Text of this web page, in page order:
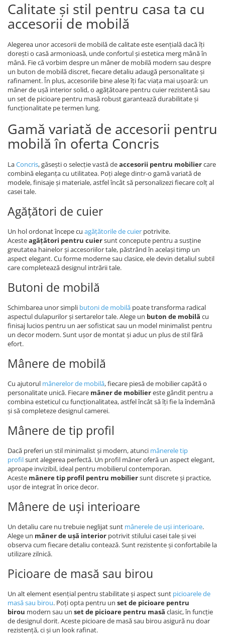
Calitate și stil pentru casa ta cu
accesorii de mobilă
Alegerea unor accesorii de mobilă de calitate este esențială dacă îți
dorești o casă armonioasă, unde confortul și estetica merg mână în
mână. Fie că vorbim despre un mâner de mobilă modern sau despre
un buton de mobilă discret, fiecare detaliu adaugă personalitate și
rafinament. În plus, accesoriile bine alese îți fac viața mai ușoară: un
mâner de ușă interior solid, o agățătoare pentru cuier rezistentă sau
un set de picioare pentru masă robust garantează durabilitate și
funcționalitate pe termen lung.
Gamă variată de accesorii pentru
mobilă în oferta Concris
LaConcris, găsești o selecție vastă deaccesorii pentru mobiliercare
combină eleganța cu utilitatea. Poți alege dintr-o gamă variată de
modele, finisaje și materiale, astfel încât să personalizezi fiecare colț al
casei tale.
Agățători de cuier
Un hol ordonat începe cu agățătorile de cuier potrivite.
Acesteagățători pentru cuiersunt concepute pentru a susține
greutatea hainelor și accesoriilor tale, păstrând în același timp un
aspect elegant. Cu forme moderne sau clasice, ele devin detaliul subtil
care completează designul intrării tale.
Butoni de mobilă
Schimbarea unor simpli butoni de mobilă poate transforma radical
aspectul dulapurilor și sertarelor tale. Alege un buton de mobilă cu
finisaj lucios pentru un aer sofisticat sau un model minimalist pentru
un decor modern. Sunt ușor de montat și aduc un plus de stil fără
efort.
Mânere de mobilă
Cu ajutorul mânerelor de mobilă, fiecare piesă de mobilier capătă o
personalitate unică. Fiecare mâner de mobiliereste gândit pentru a
combina esteticul cu funcționalitatea, astfel încât să îți fie la îndemână
și să completeze designul camerei.
Mânere de tip profil
Dacă preferi un stil minimalist și modern, atunci mânerele tip
profilsunt alegerea perfectă. Un profil mâner oferă un aspect elegant,
aproape invizibil, ideal pentru mobilierul contemporan.
Aceste mânere tip profil pentru mobiliersunt discrete și practice,
ușor de integrat în orice decor.
Mânere de uși interioare
Un detaliu care nu trebuie neglijat sunt mânerele de uși interioare.
Alege un mâner de ușă interior potrivit stilului casei tale și vei
observa cum fiecare detaliu contează. Sunt rezistente și confortabile la
utilizare zilnică.
Picioare de masă sau birou
Un alt element esențial pentru stabilitate și aspect sunt picioarele de
masă sau birou. Poți opta pentru un set de picioare pentru
birou modern sau un set de picioare pentru masă clasic, în funcție
de designul dorit. Aceste picioare de masă sau birou asigură nu doar
rezistență, ci și un look rafinat.